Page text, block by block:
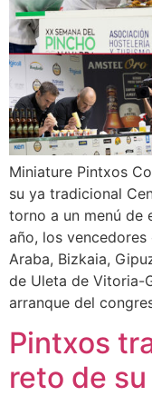
Miniature Pintxos
su ya tradicional
torno a un menú de
año, los
Araba, Bizkaia,
de Uleta de Vitoria-
arranque del
Pintxos
reto de